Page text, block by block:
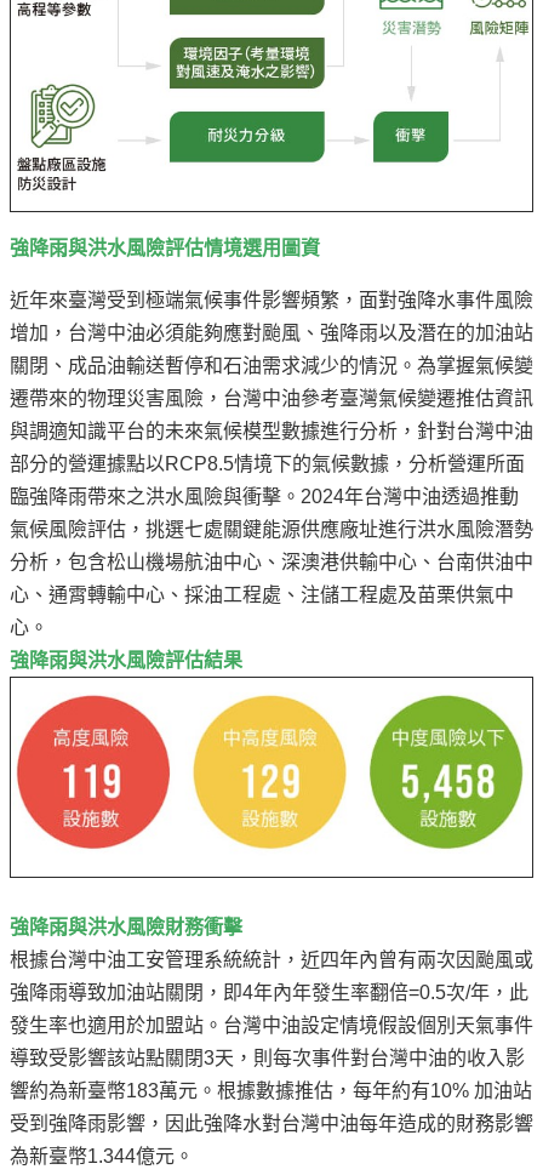
強降雨與洪水風險評估情境選用圖資
近年來臺灣受到極端氣候事件影響頻繁，面對強降水事件風險
增加，台灣中油必須能夠應對颱風、強降雨以及潛在的加油站
關閉、成品油輸送暫停和石油需求減少的情況。為掌握氣候變
遷帶來的物理災害風險，台灣中油參考臺灣氣候變遷推估資訊
與調適知識平台的未來氣候模型數據進行分析，針對台灣中油
部分的營運據點以RCP8.5情境下的氣候數據，分析營運所面
臨強降雨帶來之洪水風險與衝擊。2024年台灣中油透過推動
氣候風險評估，挑選七處關鍵能源供應廠址進行洪水風險潛勢
分析，包含松山機場航油中心、深澳港供輸中心、台南供油中
心、通霄轉輸中心、採油工程處、注儲工程處及苗栗供氣中
心。
強降雨與洪水風險評估結果
強降雨與洪水風險財務衝擊
根據台灣中油工安管理系統統計，近四年內曾有兩次因颱風或
強降雨導致加油站關閉，即4年內年發生率翻倍=0.5次/年，此
發生率也適用於加盟站。台灣中油設定情境假設個別天氣事件
導致受影響該站點關閉3天，則每次事件對台灣中油的收入影
響約為新臺幣183萬元。根據數據推估，每年約有10% 加油站
受到強降雨影響，因此強降水對台灣中油每年造成的財務影響
為新臺幣1.344億元。